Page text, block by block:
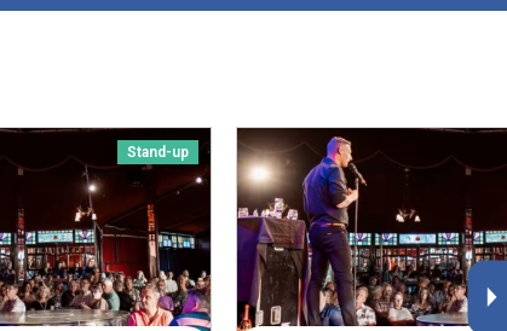
Stand-up